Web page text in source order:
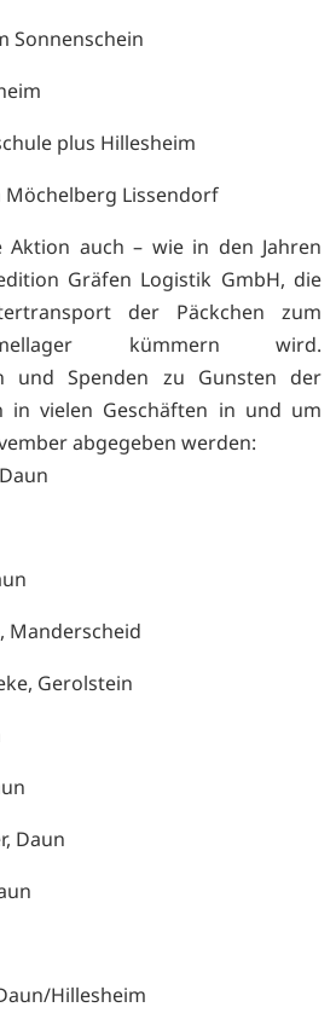
Sonnenschein
plus Hillesheim
Möchelberg Lissendorf
auch – wie in den Jahren
Gräfen Logistik GmbH, die
der Päckchen zum
kümmern wird.
und Spenden zu Gunsten der
in vielen Geschäften in und um
abgegeben werden:
Manderscheid
Gerolstein
Daun
Hillesheim